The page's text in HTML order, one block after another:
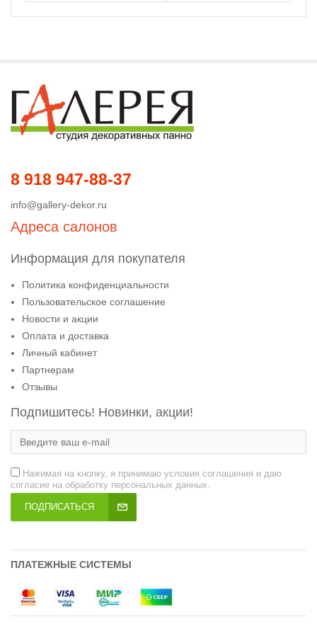
8 918 947-88-37
info@gallery-dekor.ru
Адреса салонов
Информация для покупателя
Политика конфиденциальности
Пользовательское соглашение
Новости и акции
Оплата и доставка
Личный кабинет
Партнерам
Отзывы
Подпишитесь! Новинки, акции!
Нажимая на кнопку, я принимаю условия соглашения и даю
согласие на обработку персональных данных.
ПОДПИСАТЬСЯ
ПЛАТЕЖНЫЕ СИСТЕМЫ